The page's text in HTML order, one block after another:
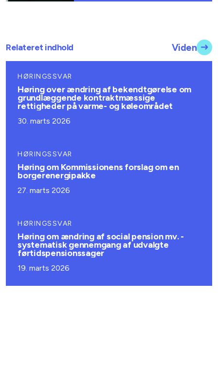
Relateret indhold Viden
HØRINGSSVAR
Høring over ændring af bekendtgørelse om
grundlæggende kontraktmæssige
rettigheder på varme- og køleområdet
30. marts 2026
HØRINGSSVAR
Høring om Kommissionens forslag om en
borgerenergipakke
27. marts 2026
HØRINGSSVAR
Høring om ændring af social pension mv. -
systematisk gennemgang af udvalgte
førtidspensionssager
19. marts 2026